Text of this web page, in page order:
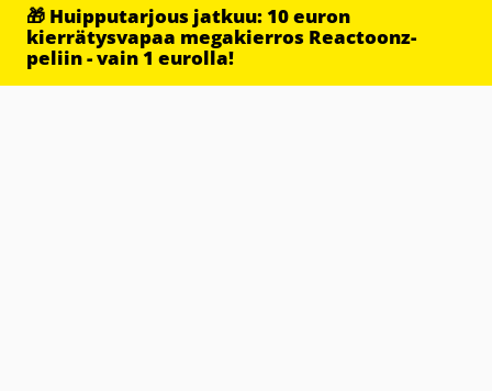
🎁 Huipputarjous jatkuu: 10 euron
kierrätysvapaa megakierros Reactoonz-
peliin - vain 1 eurolla!